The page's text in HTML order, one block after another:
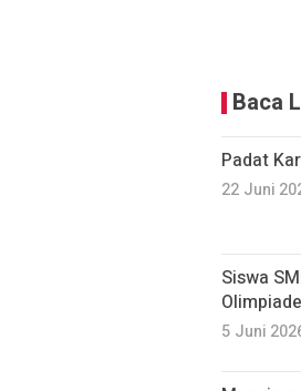
Baca
Padat
22 Juni
Siswa
5 Juni